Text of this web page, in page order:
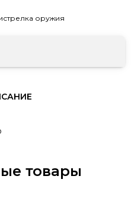
оружия
товары